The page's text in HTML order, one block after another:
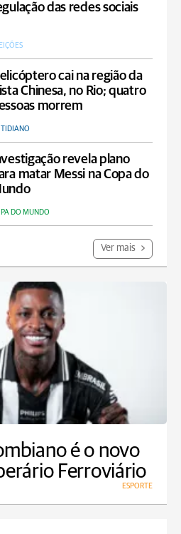
das redes sociais
cai na região da
Chinesa, no Rio; quatro
morrem
revela plano
matar Messi na Copa do
DO MUNDO
Ver mais
é o novo
Ferroviário
ESPORTE